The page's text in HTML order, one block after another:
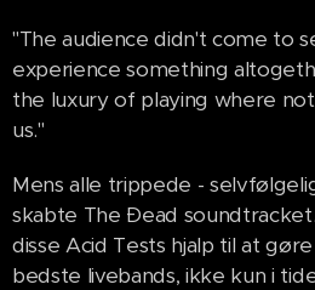
"The audience didn't come to
experience something
the luxury of playing where
us."
Mens alle trippede -
skabte The Ðead
disse Acid Tests hjalp til at
bedste livebands, ikke kun i